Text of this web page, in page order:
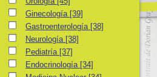
Ginecología
Ginecología [39]
Gastroenterología
Gastroenterología [38]
NeurologíaNeurología [38]
PediatríaPediatría [37]
Endocrinología
Endocrinología [34]